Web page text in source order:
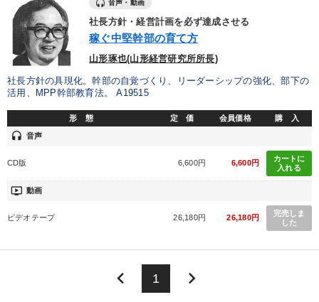
音声・動画
社長方針・経営計画を必ず達成させる
稼ぐ中堅幹部の育て方
山形琢也(山形経営研究所所長)
社長方針の具現化。幹部の自覚づくり、リーダーシップの強化、部下の
活用、MPP幹部教育法。 A19515
形 態 定 価 会員価格 購 入
headset 音声
CD版 6,600円 6,600円
カートに
入れる
ondemand_video 動画
ビデオテープ 26,180円 26,180円
完売しま
した
keyboard_arrow_left 1 keyboard_arrow_right